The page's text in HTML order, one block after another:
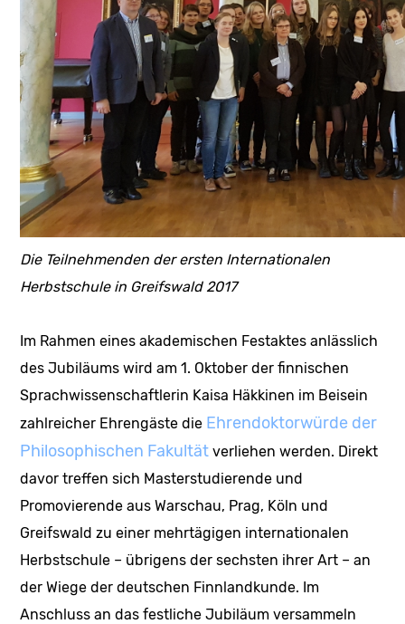
Die Teilnehmenden der ersten Internationalen
Herbstschule in Greifswald 2017
Im Rahmen eines akademischen Festaktes anlässlich
des Jubiläums wird am 1. Oktober der finnischen
Sprachwissenschaftlerin Kaisa Häkkinen im Beisein
zahlreicher Ehrengäste die Ehrendoktorwürde der
Philosophischen Fakultät verliehen werden. Direkt
davor treffen sich Masterstudierende und
Promovierende aus Warschau, Prag, Köln und
Greifswald zu einer mehrtägigen internationalen
Herbstschule – übrigens der sechsten ihrer Art – an
der Wiege der deutschen Finnlandkunde. Im
Anschluss an das festliche Jubiläum versammeln